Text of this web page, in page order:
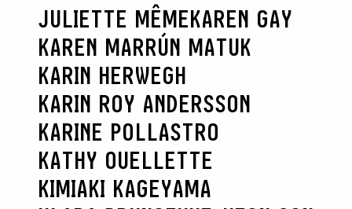
JULIETTE MÊMEKAREN GAY
KAREN MARRÚN MATUK
KARIN HERWEGH
KARIN ROY ANDERSSON
KARINE POLLASTRO
KATHY OUELLETTE
KIMIAKI KAGEYAMA